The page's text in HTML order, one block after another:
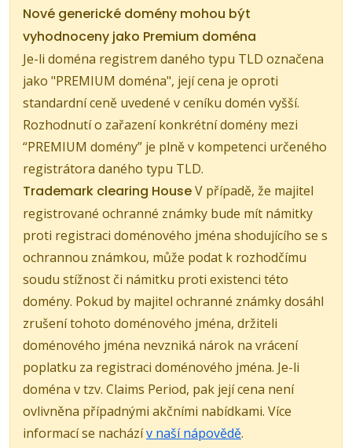
Nové generické domény mohou být
vyhodnoceny jako Premium doména
Je-li doména registrem daného typu TLD označena
jako "PREMIUM doména", její cena je oproti
standardní ceně uvedené v ceníku domén vyšší.
Rozhodnutí o zařazení konkrétní domény mezi
“PREMIUM domény” je plně v kompetenci určeného
registrátora daného typu TLD.
Trademark clearing HouseV případě, že majitel
registrované ochranné známky bude mít námitky
proti registraci doménového jména shodujícího se s
ochrannou známkou, může podat k rozhodčímu
soudu stížnost či námitku proti existenci této
domény. Pokud by majitel ochranné známky dosáhl
zrušení tohoto doménového jména, držiteli
doménového jména nevzniká nárok na vrácení
poplatku za registraci doménového jména. Je-li
doména v tzv. Claims Period, pak její cena není
ovlivněna případnými akčními nabídkami. Více
informací se nacházív naší nápovědě.